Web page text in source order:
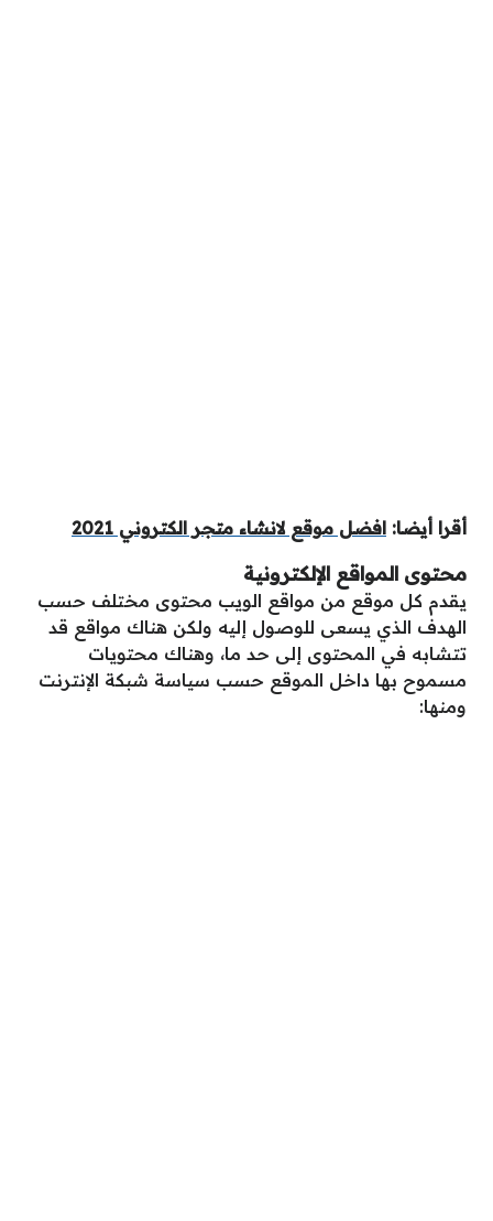
أقرا أيضا: افضل موقع لانشاء متجر الكتروني 2021
محتوى المواقع الإلكترونية
يقدم كل موقع من مواقع الويب محتوى مختلف حسب
الهدف الذي يسعى للوصول إليه ولكن هناك مواقع قد
تتشابه في المحتوى إلى حد ما، وهناك محتويات
مسموح بها داخل الموقع حسب سياسة شبكة الإنترنت
ومنها: